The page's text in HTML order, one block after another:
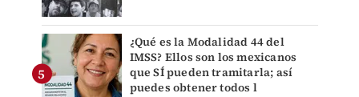
¿Qué es la Modalidad 44 del
IMSS? Ellos son los mexicanos
que SÍ pueden tramitarla; así
puedes obtener todos l